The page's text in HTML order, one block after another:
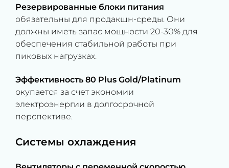
Резервированные блоки питания
обязательны для продакшн-среды. Они
должны иметь запас мощности 20-30% для
обеспечения стабильной работы при
пиковых нагрузках.
Эффективность 80 Plus Gold/Platinum
окупается за счет экономии
электроэнергии в долгосрочной
перспективе.
Системы охлаждения